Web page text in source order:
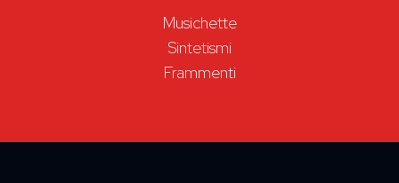
Musichette
Sintetismi
Frammenti